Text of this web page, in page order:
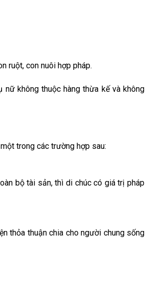
ruột, con nuôi hợp pháp.
không thuộc hàng thừa kế và không
trong các trường hợp sau:
bộ tài sản, thì di chúc có giá trị pháp
thỏa thuận chia cho người chung sống